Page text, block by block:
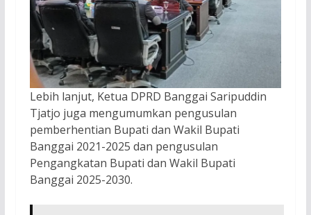
Lebih lanjut, Ketua DPRD Banggai Saripuddin
Tjatjo juga mengumumkan pengusulan
pemberhentian Bupati dan Wakil Bupati
Banggai 2021-2025 dan pengusulan
Pengangkatan Bupati dan Wakil Bupati
Banggai 2025-2030.